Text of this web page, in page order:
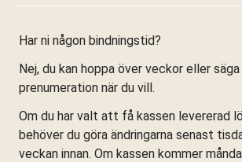
Har ni någon bindningstid?
Nej, du kan hoppa över veckor eller
prenumeration när du vill.
Om du har valt att få kassen levererad
behöver du göra ändringarna senast
veckan innan. Om kassen kommer